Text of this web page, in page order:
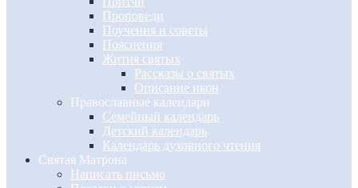
Проповеди
Поучения и советы
Пояснения
Жития святых
Рассказы о святых
Описание икон
Православные календари
Семейный календарь
Детский календарь
Календарь духовного чтения
Святая Матрона
Написать письмо